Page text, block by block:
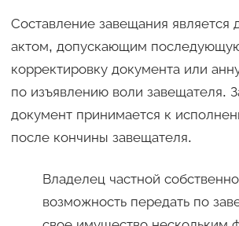
Составление завещания является
актом, допускающим
корректировку документа или
по изъявлению воли завещателя.
документ принимается к
после кончины завещателя.
Владелец частной
возможность передать по